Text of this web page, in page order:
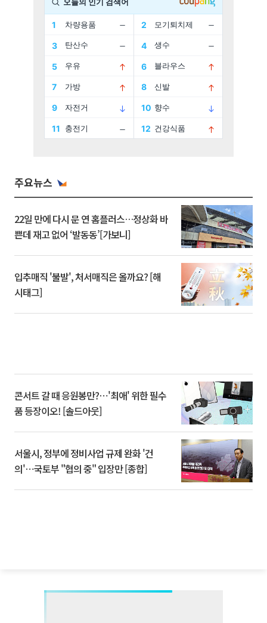
주요뉴스
22일 만에 다시 문 연 홈플러스…정상화 바
쁜데 재고 없어 ‘발동동’[가보니]
입추매직 '불발', 처서매직은 올까요? [해
시태그]
콘서트 갈 때 응원봉만?⋯'최애' 위한 필수
품 등장이오! [솔드아웃]
서울시, 정부에 정비사업 규제 완화 '건
의'⋯국토부 "협의 중" 입장만 [종합]